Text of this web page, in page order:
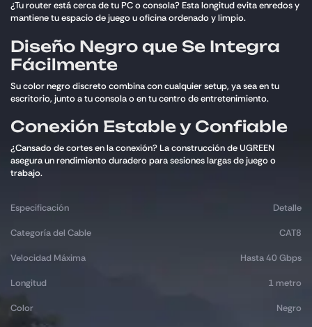
¿Tu router está cerca de tu PC o consola? Esta longitud evita enredos y
mantiene tu espacio de juego u oficina ordenado y limpio.
Diseño Negro que Se Integra
Fácilmente
Su color negro discreto combina con cualquier setup, ya sea en tu
escritorio, junto a tu consola o en tu centro de entretenimiento.
Conexión Estable y Confiable
¿Cansado de cortes en la conexión? La construcción de UGREEN
asegura un rendimiento duradero para sesiones largas de juego o
trabajo.
Especificación Detalle
Categoría del Cable CAT8
Velocidad Máxima Hasta 40 Gbps
Longitud 1 metro
Color Negro